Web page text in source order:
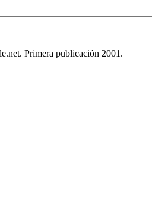
Primera publicación 2001.